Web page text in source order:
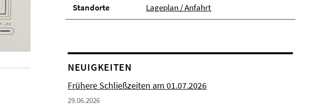
Stand­orte Lageplan / Anfahrt
NEUIGKEITEN
Frühere Schließzeiten am 01.07.2026
29.06.2026